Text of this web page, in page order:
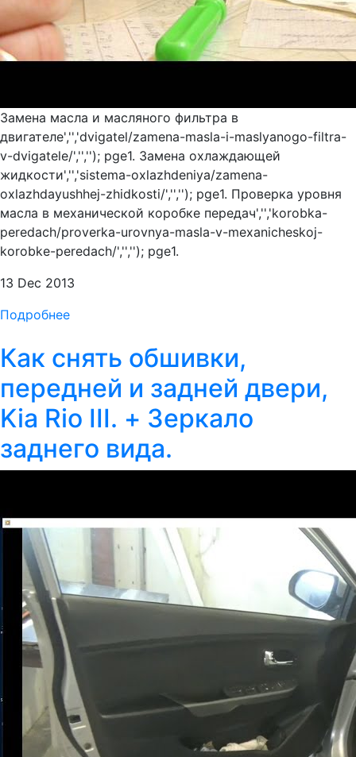
Замена масла и масляного фильтра в
двигателе','','dvigatel/zamena-masla-i-maslyanogo-filtra-
v-dvigatele/','',''); pge1. Замена охлаждающей
жидкости','','sistema-oxlazhdeniya/zamena-
oxlazhdayushhej-zhidkosti/','',''); pge1. Проверка уровня
масла в механической коробке передач','','korobka-
peredach/proverka-urovnya-masla-v-mexanicheskoj-
korobke-peredach/','',''); pge1.
13 Dec 2013
Подробнее
Как снять обшивки,
передней и задней двери,
Kia Rio III. + Зеркало
заднего вида.